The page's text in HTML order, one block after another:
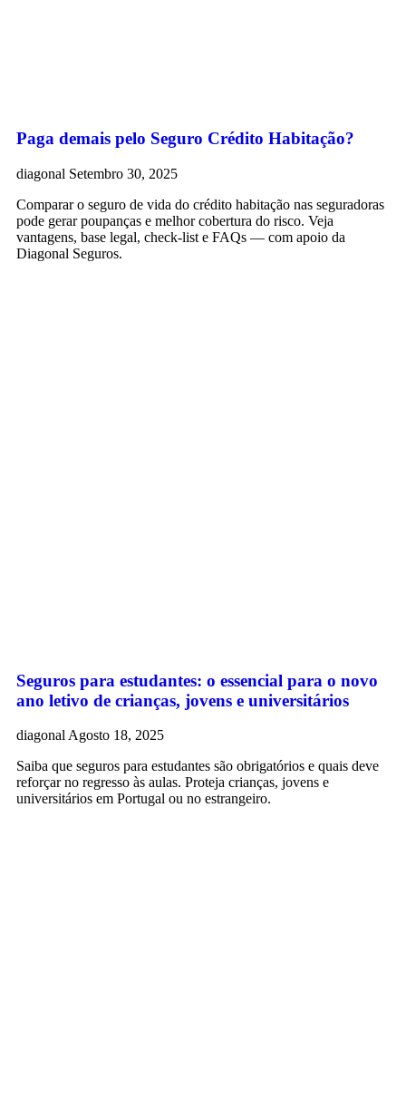
Paga demais pelo Seguro Crédito Habitação?
diagonal Setembro 30, 2025
Comparar o seguro de vida do crédito habitação nas seguradoras
pode gerar poupanças e melhor cobertura do risco. Veja
vantagens, base legal, check-list e FAQs — com apoio da
Diagonal Seguros.
Seguros para estudantes: o essencial para o novo
ano letivo de crianças, jovens e universitários
diagonal Agosto 18, 2025
Saiba que seguros para estudantes são obrigatórios e quais deve
reforçar no regresso às aulas. Proteja crianças, jovens e
universitários em Portugal ou no estrangeiro.